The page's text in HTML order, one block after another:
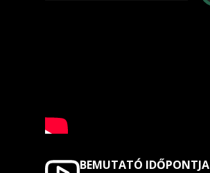
BEMUTATÓ IDŐPONTJA